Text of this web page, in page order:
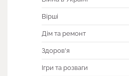
Вірші
Дім та ремонт
Здоров'я
Ігри та розваги